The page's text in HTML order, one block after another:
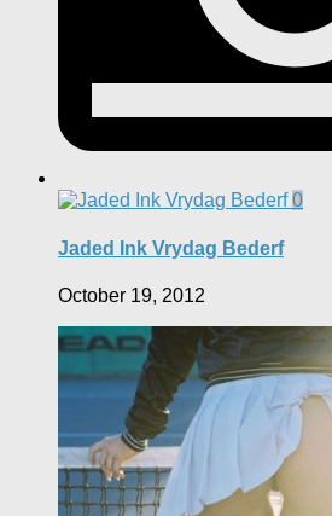
0
Jaded Ink Vrydag Bederf
October 19, 2012